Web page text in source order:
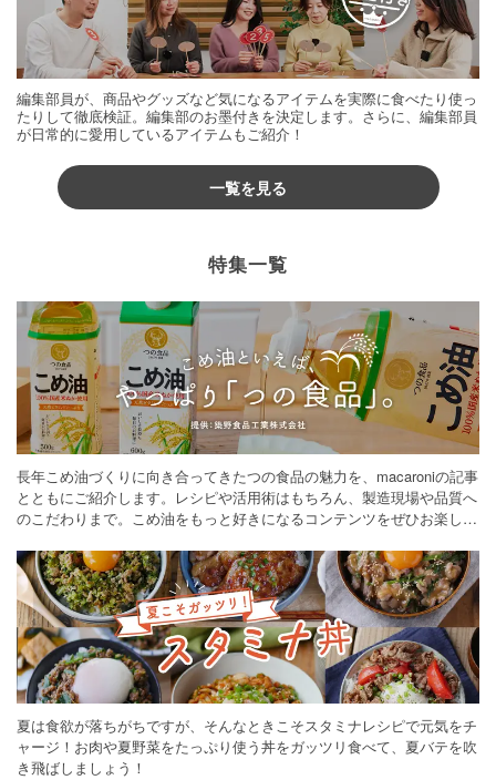
編集部員が、商品やグッズなど気になるアイテムを実際に食べたり使っ
たりして徹底検証。編集部のお墨付きを決定します。さらに、編集部員
が日常的に愛用しているアイテムもご紹介！
一覧を見る
特集一覧
長年こめ油づくりに向き合ってきたつの食品の魅力を、macaroniの記事
とともにご紹介します。レシピや活用術はもちろん、製造現場や品質へ
のこだわりまで。こめ油をもっと好きになるコンテンツをぜひお楽しみ
夏は食欲が落ちがちですが、そんなときこそスタミナレシピで元気をチ
ャージ！お肉や夏野菜をたっぷり使う丼をガッツリ食べて、夏バテを吹
き飛ばしましょう！